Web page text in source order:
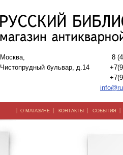
Москва,
Чистопрудный бульвар, д.14
8
| О МАГАЗИНЕ | КОНТАКТЫ | СОБЫТИЯ